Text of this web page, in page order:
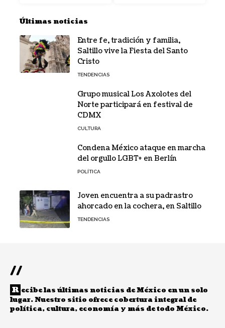
Últimas noticias
Entre fe, tradición y familia,
Saltillo vive la Fiesta del Santo
Cristo
TENDENCIAS
Grupo musical Los Axolotes del
Norte participará en festival de
CDMX
CULTURA
Condena México ataque en marcha
del orgullo LGBT+ en Berlín
POLÍTICA
Joven encuentra a su padrastro
ahorcado en la cochera, en Saltillo
TENDENCIAS
//
R ecibe las últimas noticias de México en un solo
lugar. Nuestro sitio ofrece cobertura integral de
política, cultura, economía y más de todo México.